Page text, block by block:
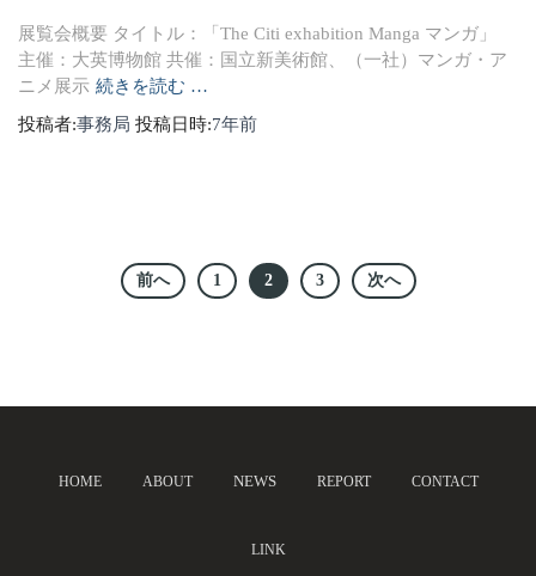
展覧会概要 タイトル：「The Citi exhabition Manga マンガ」
主催：大英博物館 共催：国立新美術館、（一社）マンガ・ア
ニメ展示 続きを読む …
投稿者:事務局 投稿日時:7年前
前へ 1 2 3 次へ
HOME ABOUT NEWS REPORT CONTACT
LINK